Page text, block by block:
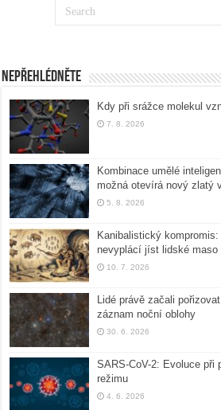
Nepřehlédněte
Kdy při srážce molekul
7. 8. 2026
Kombinace umělé
možná otevírá nový zlatý
5. 8. 2026
Kanibalistický
nevyplácí jíst lidské maso
10. 7. 2026
Lidé právě začali
záznam noční oblohy
30. 6. 2026
SARS-CoV-2: Evoluce při
režimu
4. 6. 2026